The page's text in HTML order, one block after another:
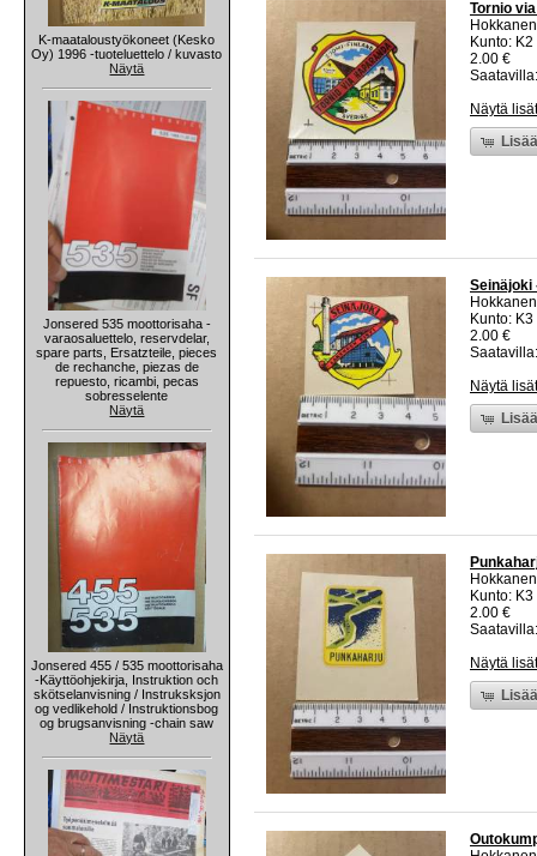
K-maataloustyökoneet (Kesko
Oy) 1996 -tuoteluettelo / kuvasto
Näytä
Jonsered 535 moottorisaha -
varaosaluettelo, reservdelar,
spare parts, Ersatzteile, pieces
de rechanche, piezas de
repuesto, ricambi, pecas
sobresselente
Näytä
Jonsered 455 / 535 moottorisaha
-Käyttöohjekirja, Instruktion och
skötselanvisning / Instruksksjon
og vedlikehold / Instruktionsbog
og brugsanvisning -chain saw
Näytä
Tornio
Kunto:
2.00 €
Näytä
Seinäjoki
Kunto:
2.00 €
Näytä
Kunto:
2.00 €
Näytä